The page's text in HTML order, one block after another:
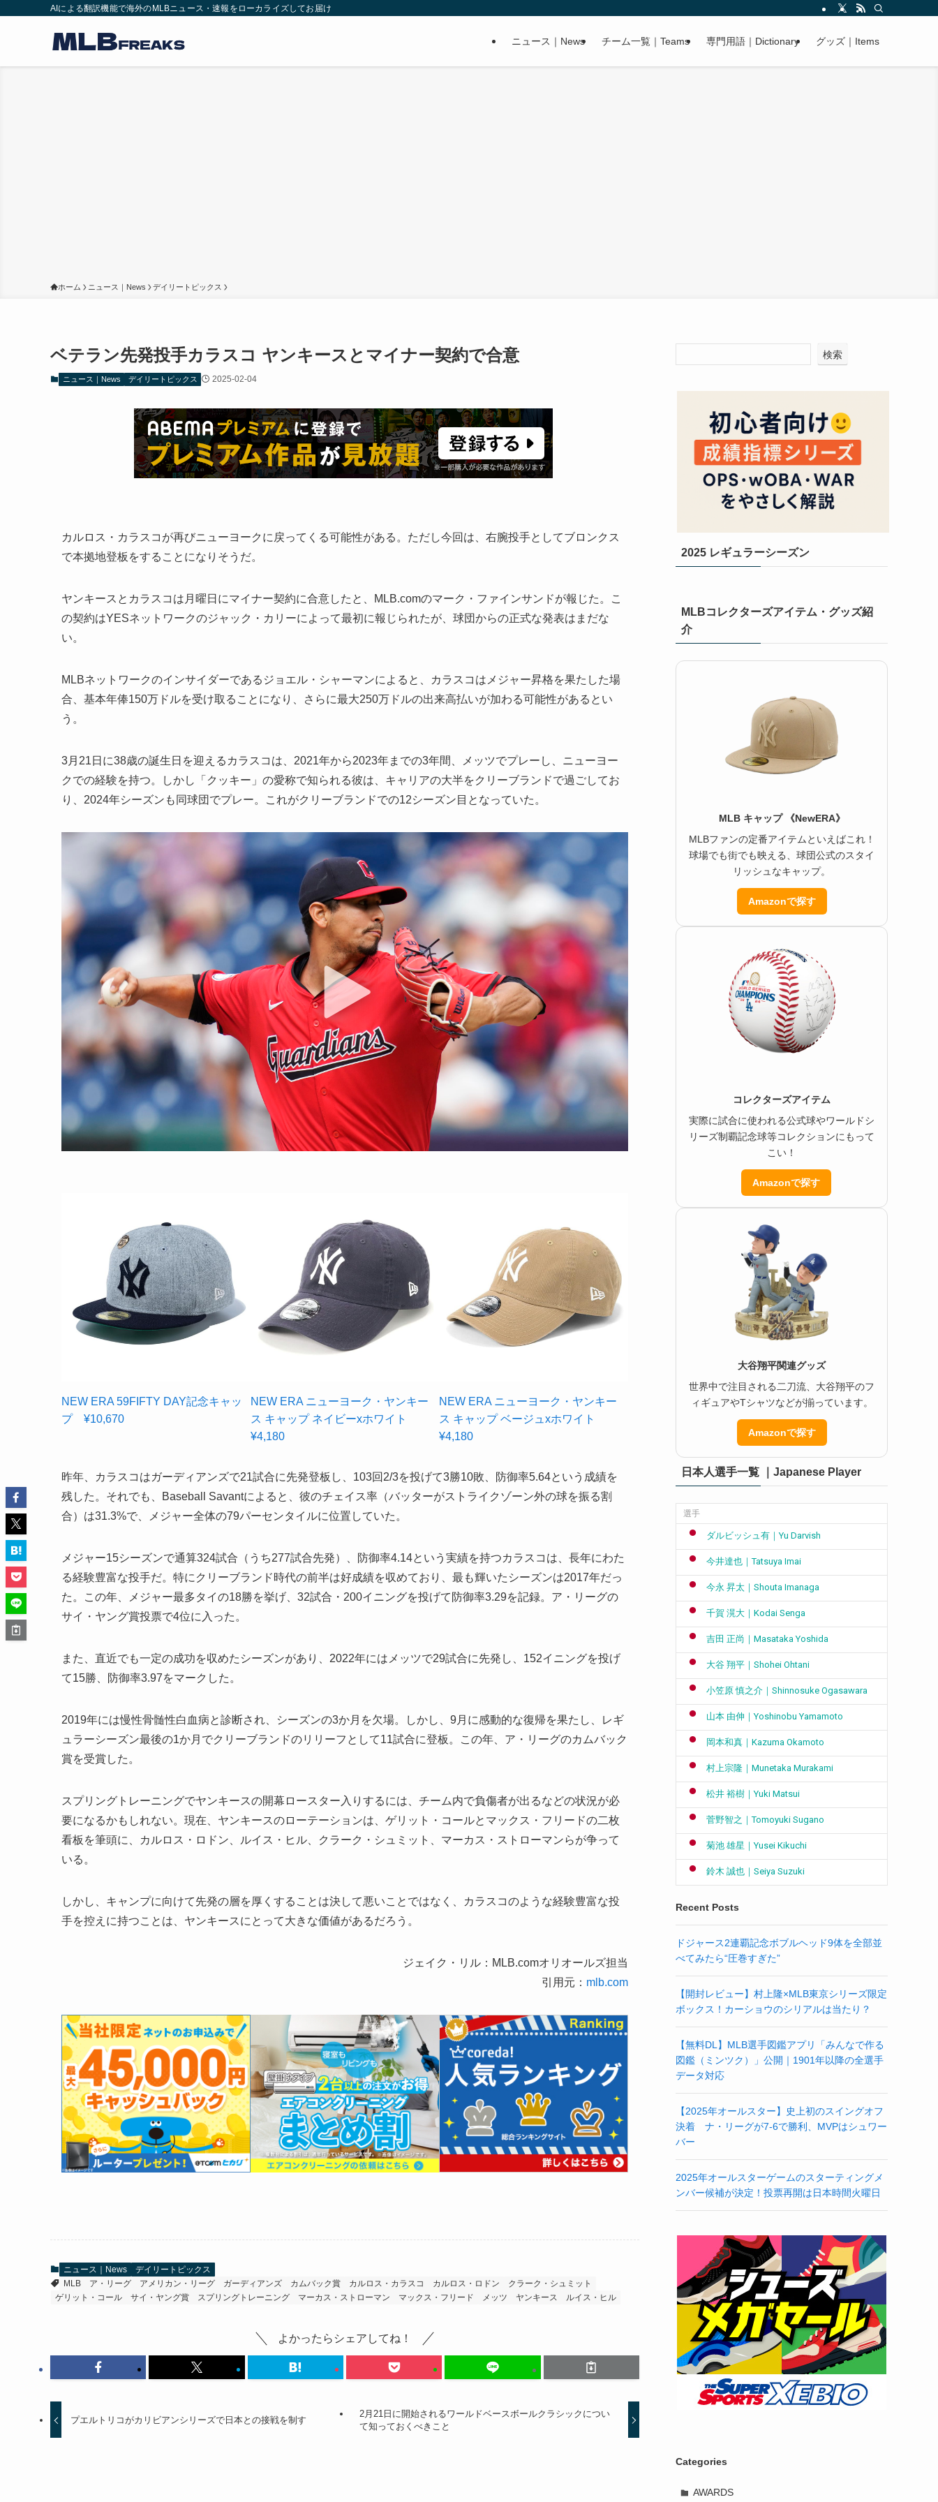
AIによる翻訳機能で海外のMLBニュース・速報をローカライズしてお届け
ニュース｜News チーム一覧｜Teams 専門用語｜Dictionary グッズ｜Items
ホーム ニュース｜News デイリートピックス
ベテラン先発投手カラスコ ヤンキースとマイナー契約で合意
ニュース｜News デイリートピックス 2025-02-04
カルロス・カラスコが再びニューヨークに戻ってくる可能性がある。ただし今回は、右腕投手としてブロンクス
で本拠地登板をすることになりそうだ。
ヤンキースとカラスコは月曜日にマイナー契約に合意したと、MLB.comのマーク・ファインサンドが報じた。こ
の契約はYESネットワークのジャック・カリーによって最初に報じられたが、球団からの正式な発表はまだな
い。
MLBネットワークのインサイダーであるジョエル・シャーマンによると、カラスコはメジャー昇格を果たした場
合、基本年俸150万ドルを受け取ることになり、さらに最大250万ドルの出来高払いが加わる可能性があるとい
う。
3月21日に38歳の誕生日を迎えるカラスコは、2021年から2023年までの3年間、メッツでプレーし、ニューヨー
クでの経験を持つ。しかし「クッキー」の愛称で知られる彼は、キャリアの大半をクリーブランドで過ごしてお
り、2024年シーズンも同球団でプレー。これがクリーブランドでの12シーズン目となっていた。
NEW ERA 59FIFTY DAY記念キャッ
プ ¥10,670
NEW ERA ニューヨーク・ヤンキー
ス キャップ ネイビーxホワイト
¥4,180
NEW ERA ニューヨーク・ヤンキー
ス キャップ ベージュxホワイト
¥4,180
昨年、カラスコはガーディアンズで21試合に先発登板し、103回2/3を投げて3勝10敗、防御率5.64という成績を
残した。それでも、Baseball Savantによると、彼のチェイス率（バッターがストライクゾーン外の球を振る割
合）は31.3%で、メジャー全体の79パーセンタイルに位置していた。
メジャー15シーズンで通算324試合（うち277試合先発）、防御率4.14という実績を持つカラスコは、長年にわた
る経験豊富な投手だ。特にクリーブランド時代の前半は好成績を収めており、最も輝いたシーズンは2017年だっ
た。この年、メジャー最多タイの18勝を挙げ、32試合・200イニングを投げて防御率3.29を記録。ア・リーグの
サイ・ヤング賞投票で4位に入った。
また、直近でも一定の成功を収めたシーズンがあり、2022年にはメッツで29試合に先発し、152イニングを投げ
て15勝、防御率3.97をマークした。
2019年には慢性骨髄性白血病と診断され、シーズンの3か月を欠場。しかし、9月に感動的な復帰を果たし、レギ
ュラーシーズン最後の1か月でクリーブランドのリリーフとして11試合に登板。この年、ア・リーグのカムバック
賞を受賞した。
スプリングトレーニングでヤンキースの開幕ロースター入りするには、チーム内で負傷者が出るなどの状況が必
要になるかもしれない。現在、ヤンキースのローテーションは、ゲリット・コールとマックス・フリードの二枚
看板を筆頭に、カルロス・ロドン、ルイス・ヒル、クラーク・シュミット、マーカス・ストローマンらが争って
いる。
しかし、キャンプに向けて先発の層を厚くすることは決して悪いことではなく、カラスコのような経験豊富な投
手を控えに持つことは、ヤンキースにとって大きな価値があるだろう。
ジェイク・リル：MLB.comオリオールズ担当
引用元： mlb.com
ニュース｜News
デイリートピックス
MLB
ア・リーグ アメリカン・リーグ ガーディアンズ カムバック賞 カルロス・カラスコ カルロス・ロドン
クラーク・シュミット
ゲリット・コール
サイ・ヤング賞 スプリングトレーニング マーカス・ストローマン マックス・フリード メッツ ヤンキース ルイス・ヒル
よかったらシェアしてね！
プエルトリコがカリビアンシリーズで日本との接戦を制す
2月21日に開始されるワールドベースボールクラシックについ
て知っておくべきこと
検索
2025 レギュラーシーズン
MLBコレクターズアイテム・グッズ紹
介
MLB キャップ 《NewERA》
MLBファンの定番アイテムといえばこれ！
球場でも街でも映える、球団公式のスタイ
リッシュなキャップ。
Amazonで探す
コレクターズアイテム
実際に試合に使われる公式球やワールドシ
リーズ制覇記念球等コレクションにもって
こい！
Amazonで探す
大谷翔平関連グッズ
世界中で注目される二刀流、大谷翔平のフ
ィギュアやTシャツなどが揃っています。
Amazonで探す
日本人選手一覧 ｜Japanese Player
選手
ダルビッシュ有｜Yu Darvish
今井達也｜Tatsuya Imai
今永 昇太｜Shouta Imanaga
千賀 滉大｜Kodai Senga
吉田 正尚｜Masataka Yoshida
大谷 翔平｜Shohei Ohtani
小笠原 慎之介｜Shinnosuke Ogasawara
山本 由伸｜Yoshinobu Yamamoto
岡本和真｜Kazuma Okamoto
村上宗隆｜Munetaka Murakami
松井 裕樹｜Yuki Matsui
菅野智之｜Tomoyuki Sugano
菊池 雄星｜Yusei Kikuchi
鈴木 誠也｜Seiya Suzuki
Recent Posts
ドジャース2連覇記念ボブルヘッド9体を全部並
べてみたら“圧巻すぎた”
【開封レビュー】村上隆×MLB東京シリーズ限定
ボックス！カーショウのシリアルは当たり？
【無料DL】MLB選手図鑑アプリ「みんなで作る
図鑑（ミンツク）」公開｜1901年以降の全選手
データ対応
【2025年オールスター】史上初のスイングオフ
決着 ナ・リーグが7-6で勝利、MVPはシュワー
バー
2025年オールスターゲームのスターティングメ
ンバー候補が決定！投票再開は日本時間火曜日
Categories
AWARDS